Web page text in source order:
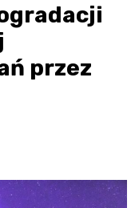
przez